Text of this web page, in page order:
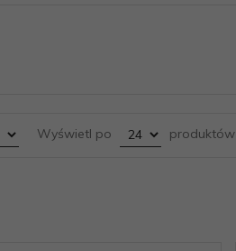
Wyświetl po pop produktów